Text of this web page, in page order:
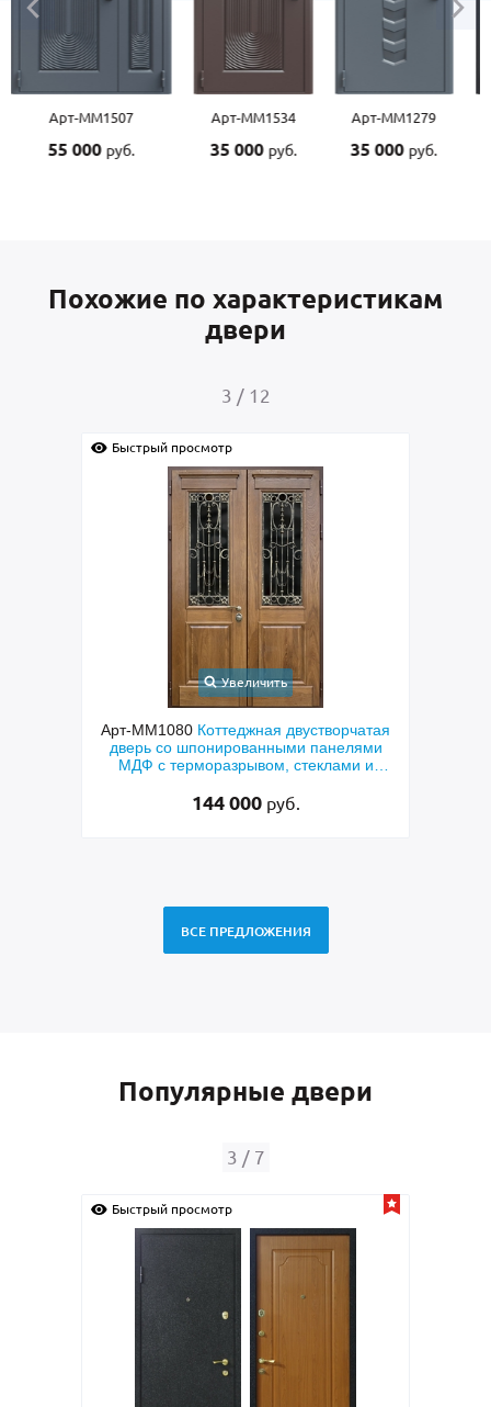
Арт-ММ1507
55 000руб.
Арт-ММ1534
35 000руб.
Арт-ММ1279
35 000руб.
Похожие по характеристикам
двери
4 / 12
Быстрый просмотр
Увеличить
Арт-ММ1080Коттеджная двустворчатая
дверь со шпонированными панелями
МДФ с терморазрывом, стеклами и
руб.
Арт-ММ578
ВСЕ ПРЕДЛОЖЕНИЯ
Популярные двери
4 / 7
Быстрый просмотр